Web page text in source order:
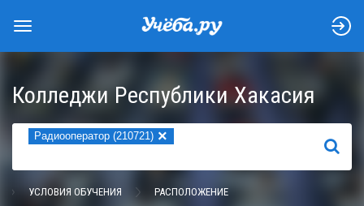
Колледжи Республики Хакасия
Радиооператор (210721) ×
НАЙТИ
УСЛОВИЯ ОБУЧЕНИЯ РАСПОЛОЖЕНИЕ